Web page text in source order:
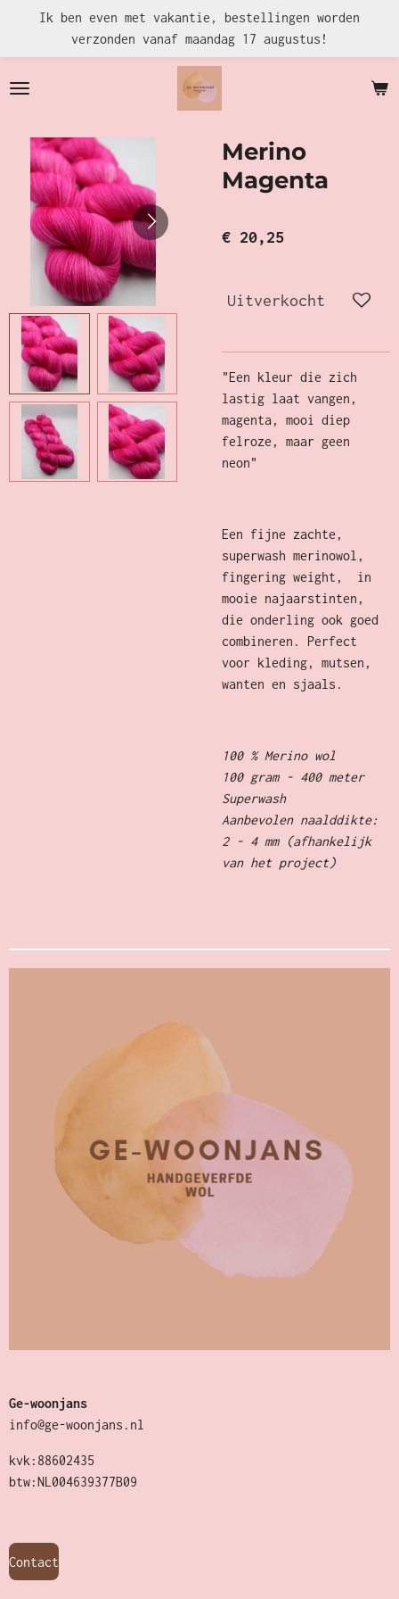
naar
de
Ik ben even met vakantie, bestellingen worden
verzonden vanaf maandag 17 augustus!
Merino
Magenta
€ 20,25
Uitverkocht
"Een kleur die zich
lastig laat vangen,
magenta, mooi diep
felroze, maar geen
neon"
Een fijne zachte,
superwash merinowol,
fingering weight, in
mooie najaarstinten,
die onderling ook goed
combineren. Perfect
voor kleding, mutsen,
wanten en sjaals.
100 % Merino wol
100 gram - 400 meter
Superwash
Aanbevolen naalddikte:
2 - 4 mm (afhankelijk
van het project)
Ge-woonjans
info@ge-woonjans.nl
kvk:88602435
btw:NL004639377B09
Contact